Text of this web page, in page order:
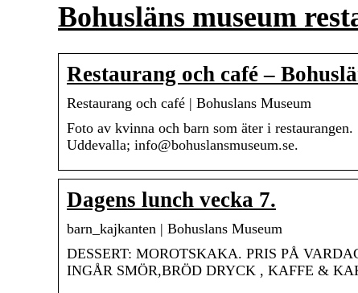
Bohusläns museum
Restaurang och café –
Restaurang och café | Bohuslans Museum
Foto av kvinna och barn som äter i
Uddevalla; info@bohuslansmuseum.se.
Dagens lunch vecka 7.
barn_kajkanten | Bohuslans Museum
DESSERT: MOROTSKAKA. PRIS PÅ
INGÅR SMÖR,BRÖD DRYCK , KAFFE &